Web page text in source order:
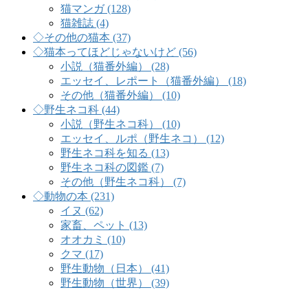
猫マンガ (128)
猫雑誌 (4)
◇その他の猫本 (37)
◇猫本ってほどじゃないけど (56)
小説（猫番外編） (28)
エッセイ、レポート（猫番外編） (18)
その他（猫番外編） (10)
◇野生ネコ科 (44)
小説（野生ネコ科） (10)
エッセイ、ルポ（野生ネコ） (12)
野生ネコ科を知る (13)
野生ネコ科の図鑑 (7)
その他（野生ネコ科） (7)
◇動物の本 (231)
イヌ (62)
家畜、ペット (13)
オオカミ (10)
クマ (17)
野生動物（日本） (41)
野生動物（世界） (39)